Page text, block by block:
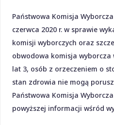
Państwowa Komisja
czerwca 2020 r. w sprawie
komisji wyborczych oraz
obwodowa komisja wyborcza
lat 3, osób z orzeczeniem o
stan zdrowia nie mogą
Państwowa Komisja
powyższej informacji wśród